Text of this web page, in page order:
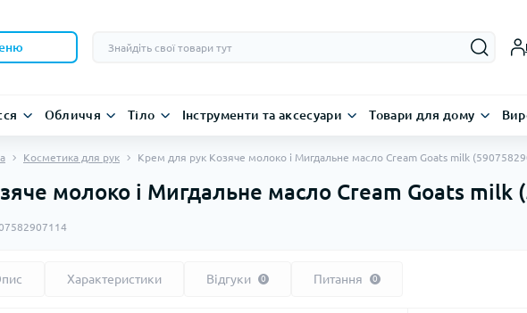
Обличчя Тіло Інструменти та аксесуари Товари для дому
Косметика для рук Крем для рук Козяче молоко і Мигдальне масло Cream Goats milk
молоко і Мигдальне масло Cream Goats milk
Характеристики Відгуки 0 Питання 0